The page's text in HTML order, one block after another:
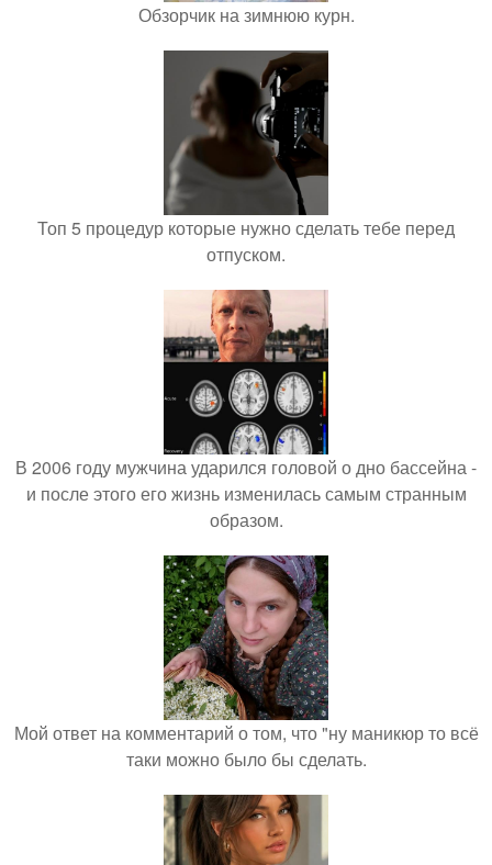
Обзорчик на зимнюю курн.
Топ 5 процедур которые нужно сделать тебе перед
отпуском.
В 2006 году мужчина ударился головой о дно бассейна -
и после этого его жизнь изменилась самым странным
образом.
Мой ответ на комментарий о том, что "ну маникюр то всё
таки можно было бы сделать.